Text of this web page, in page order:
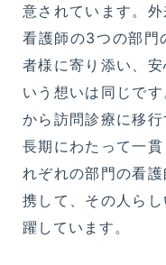
久英会シニアビレ
軽費老人ホーム
ゆのそ苑
久英会クリニック
看護小規模多機能型居
意されています。
看護師の3つの部門
者様に寄り添い、
いう想いは同じで
から訪問診療に移行
長期にわたって一
れぞれの部門の看
携して、その人ら
躍しています。